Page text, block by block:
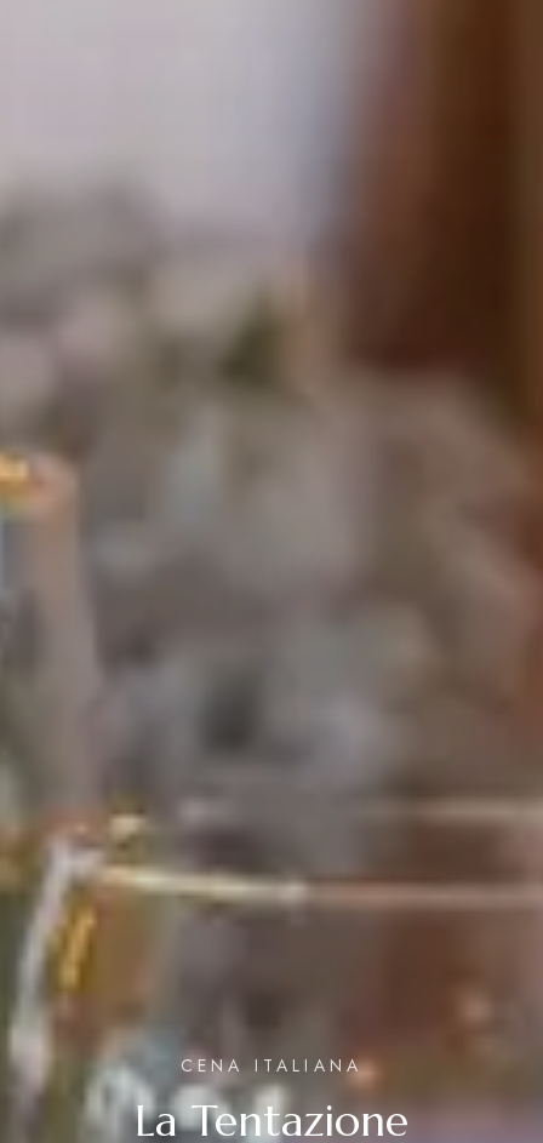
CENA ITALIANA
La Tentazione